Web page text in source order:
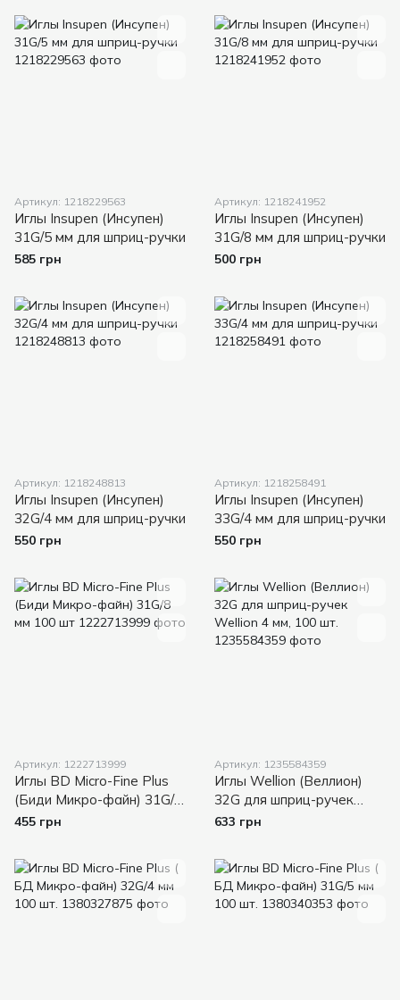
Артикул: 1218229563
Иглы Insupen (Инсупен)
31G/5 мм для шприц-ручки
585 грн
Артикул: 1218241952
Иглы Insupen (Инсупен)
31G/8 мм для шприц-ручки
500 грн
Артикул: 1218248813
Иглы Insupen (Инсупен)
32G/4 мм для шприц-ручки
550 грн
Артикул: 1218258491
Иглы Insupen (Инсупен)
33G/4 мм для шприц-ручки
550 грн
Артикул: 1222713999
Иглы BD Micro-Fine Plus
(Биди Микро-файн) 31G/8
мм 100 шт
455 грн
Артикул: 1235584359
Иглы Wellion (Веллион)
32G для шприц-ручек
Wellion 4 мм, 100 шт.
633 грн